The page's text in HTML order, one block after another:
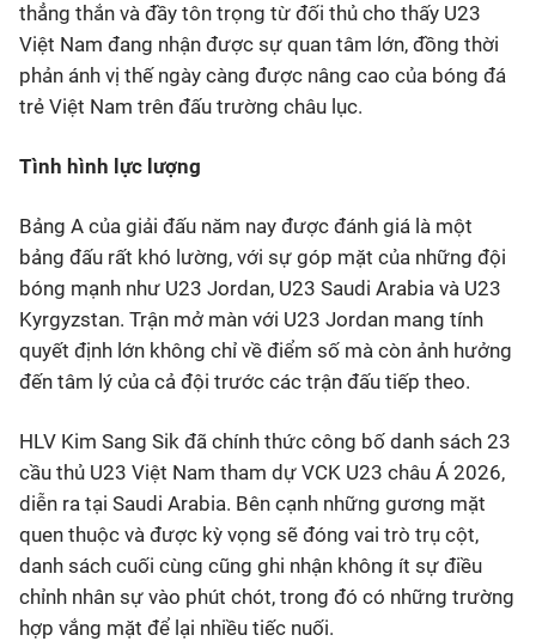
thẳng thắn và đầy tôn trọng từ đối thủ cho thấy U23
Việt Nam đang nhận được sự quan tâm lớn, đồng thời
phản ánh vị thế ngày càng được nâng cao của bóng đá
trẻ Việt Nam trên đấu trường châu lục.
Tình hình lực lượng
Bảng A của giải đấu năm nay được đánh giá là một
bảng đấu rất khó lường, với sự góp mặt của những đội
bóng mạnh như U23 Jordan, U23 Saudi Arabia và U23
Kyrgyzstan. Trận mở màn với U23 Jordan mang tính
quyết định lớn không chỉ về điểm số mà còn ảnh hưởng
đến tâm lý của cả đội trước các trận đấu tiếp theo.
HLV Kim Sang Sik đã chính thức công bố danh sách 23
cầu thủ U23 Việt Nam tham dự VCK U23 châu Á 2026,
diễn ra tại Saudi Arabia. Bên cạnh những gương mặt
quen thuộc và được kỳ vọng sẽ đóng vai trò trụ cột,
danh sách cuối cùng cũng ghi nhận không ít sự điều
chỉnh nhân sự vào phút chót, trong đó có những trường
hợp vắng mặt để lại nhiều tiếc nuối.